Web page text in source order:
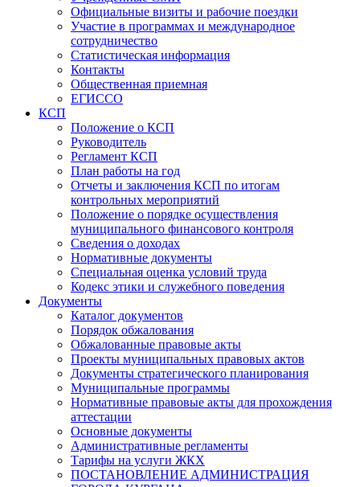
Официальные визиты и рабочие поездки
Участие в программах и международное
сотрудничество
Статистическая информация
Контакты
Общественная приемная
ЕГИССО
КСП
Положение о КСП
Руководитель
Регламент КСП
План работы на год
Отчеты и заключения КСП по итогам
контрольных мероприятий
Положение о порядке осуществления
муниципального финансового контроля
Сведения о доходах
Нормативные документы
Специальная оценка условий труда
Кодекс этики и служебного поведения
Документы
Каталог документов
Порядок обжалования
Обжалованные правовые акты
Проекты муниципальных правовых актов
Документы стратегического планирования
Муниципальные программы
Нормативные правовые акты для прохождения
аттестации
Основные документы
Административные регламенты
Тарифы на услуги ЖКХ
ПОСТАНОВЛЕНИЕ АДМИНИСТРАЦИЯ